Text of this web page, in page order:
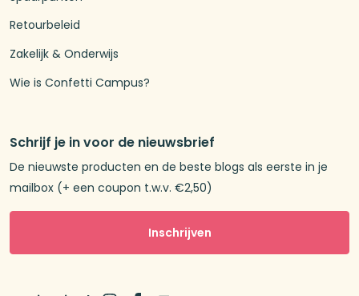
Retourbeleid
Zakelijk & Onderwijs
Wie is Confetti Campus?
Schrijf je in voor de nieuwsbrief
De nieuwste producten en de beste blogs als eerste in je
mailbox (+ een coupon t.w.v. €2,50)
Inschrijven